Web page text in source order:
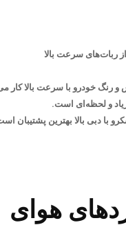
خودرو با سرعت بالا کار
و لحظه‌ای است.
با دبی بالا بهترین پشتیبان
هوای